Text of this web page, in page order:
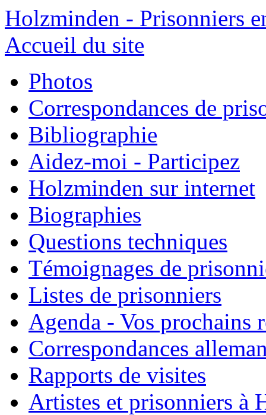
Holzminden - Prisonniers
Accueil du site
Photos
Correspondances de
Bibliographie
Aidez-moi - Participez
Holzminden sur internet
Biographies
Questions techniques
Témoignages de
Listes de prisonniers
Agenda - Vos prochains
Correspondances
Rapports de visites
Artistes et prisonniers à